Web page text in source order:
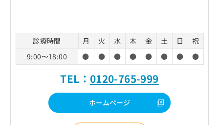
診療時間 月 火 水 木 金 土 日
祝
9:00〜18:00
● ● ● ● ● ● ● ●
TEL： 0120-765-999
ホームページ